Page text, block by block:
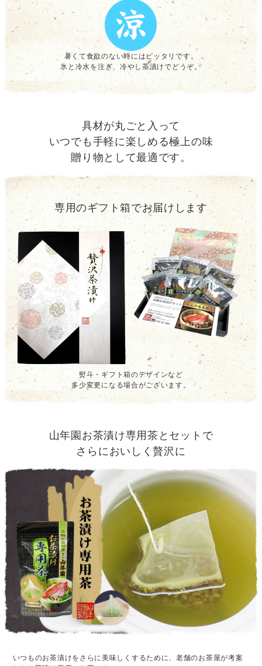
暑くて食欲のない時にはピッタリです。
氷と冷水を注ぎ、冷やし茶漬けでどうぞ。
具材が丸ごと入って
いつでも手軽に楽しめる極上の味
贈り物として最適です。
専用のギフト箱でお届けします
熨斗・ギフト箱のデザインなど
多少変更になる場合がございます。
山年園お茶漬け専用茶とセットで
さらにおいしく贅沢に
いつものお茶漬けをさらに美味しくするために、老舗のお茶屋が考案